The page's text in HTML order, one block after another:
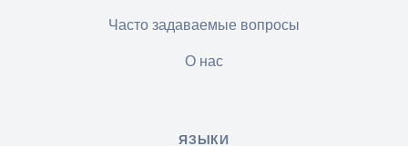
Часто задаваемые вопросы
О нас
ЯЗЫКИ